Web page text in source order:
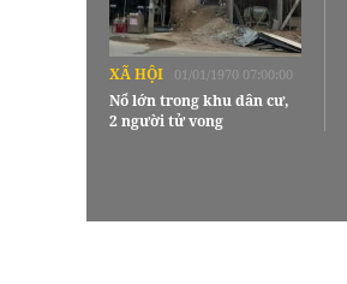
XÃ HỘI 01/01/1970 07:00:00
Nổ lớn trong khu dân cư,
2 người tử vong